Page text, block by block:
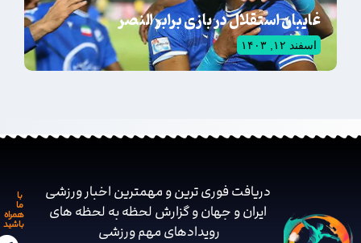
غایبان استقلال در بازی برابر النصر
اسفند ۱۲, ۱۴۰۳
دریافت فوری ترین و مهمترین اخبار ورزشی
ایران و جهان و گزارش لحظه به لحظه های
رویدادهای مهم ‌ورزشی
همراه
باشید